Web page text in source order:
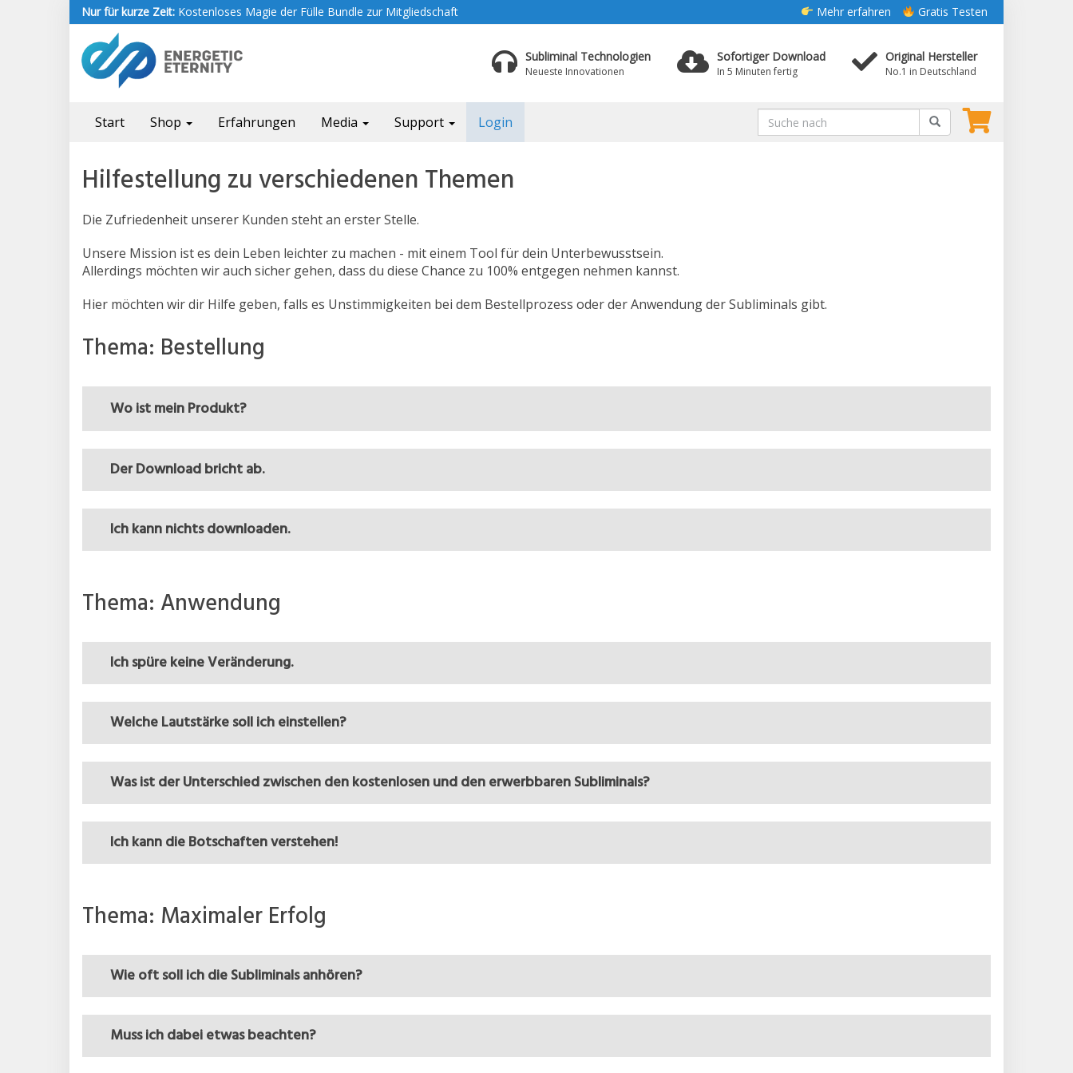
Nur für kurze Zeit: Kostenloses Magie der Fülle Bundle zur Mitgliedschaft Mehr erfahren Gratis Testen
Subliminal Technologien
Neueste Innovationen
Sofortiger Download
In 5 Minuten fertig
Original Hersteller
No.1 in Deutschland
Start Shop Erfahrungen Media Support Login
Hilfestellung zu verschiedenen Themen
Die Zufriedenheit unserer Kunden steht an erster Stelle.
Unsere Mission ist es dein Leben leichter zu machen - mit einem Tool für dein Unterbewusstsein.
Allerdings möchten wir auch sicher gehen, dass du diese Chance zu 100% entgegen nehmen kannst.
Hier möchten wir dir Hilfe geben, falls es Unstimmigkeiten bei dem Bestellprozess oder der Anwendung der Subliminals gibt.
Thema: Bestellung
W o ist mein Produkt?
Der Download bricht ab.
Ich kann nichts downloaden.
Thema: Anwendung
Ich spüre keine Veränderung.
Welche Lautstärke soll ich einstellen?
Was ist der Unterschied zwischen den kostenlosen und den erwerbbaren Subliminals?
Ich kann die Botschaften verstehen!
Thema: Maximaler Erfolg
Wie oft soll ich die Subliminals anhören?
Muss ich dabei etwas beachten?